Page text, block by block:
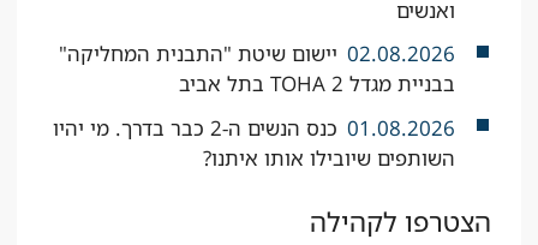
ואנשים
02.08.2026 יישום שיטת "התבנית המחליקה"
בבניית מגדל TOHA 2 בתל אביב
01.08.2026
כנס הנשים ה-2 כבר בדרך. מי יהיו
השותפים שיובילו אותו איתנו?
הצטרפו לקהילה